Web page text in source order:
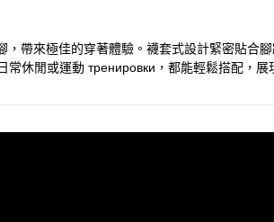
帶來極佳的穿著體驗。襪套式設計緊密貼
休閒或運動 тренировки，都能輕鬆搭配，展